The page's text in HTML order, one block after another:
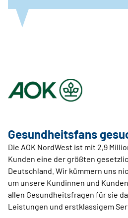
Gesundheitsfans
Die AOK NordWest ist mit 2,9
Kunden eine der größten
Deutschland. Wir kümmern uns
um unsere Kundinnen und
allen Gesundheitsfragen für sie
Leistungen und erstklassigem